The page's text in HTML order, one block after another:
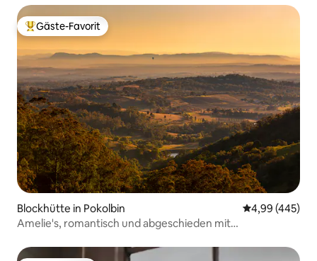
Beliebter Gäste-Favorit.
Gäste-Favorit
Blockhütte in Pokolbin
4,99 (445)
Amelie's, romantisch und abgeschieden mit